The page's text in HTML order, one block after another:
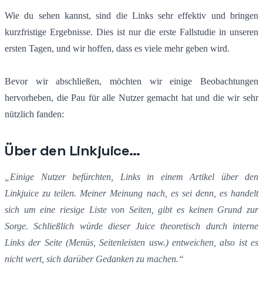
Wie du sehen kannst, sind die Links sehr effektiv und bringen
kurzfristige Ergebnisse. Dies ist nur die erste Fallstudie in unseren
ersten Tagen, und wir hoffen, dass es viele mehr geben wird.
Bevor wir abschließen, möchten wir einige Beobachtungen
hervorheben, die Pau für alle Nutzer gemacht hat und die wir sehr
nützlich fanden:
Über den Linkjuice…
„Einige Nutzer befürchten, Links in einem Artikel über den
Linkjuice zu teilen. Meiner Meinung nach, es sei denn, es handelt
sich um eine riesige Liste von Seiten, gibt es keinen Grund zur
Sorge. Schließlich würde dieser Juice theoretisch durch interne
Links der Seite (Menüs, Seitenleisten usw.) entweichen, also ist es
nicht wert, sich darüber Gedanken zu machen.“